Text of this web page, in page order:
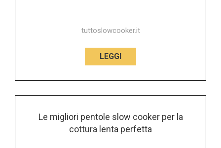
tuttoslowcooker.it
LEGGI
Le migliori pentole slow cooker per la
cottura lenta perfetta